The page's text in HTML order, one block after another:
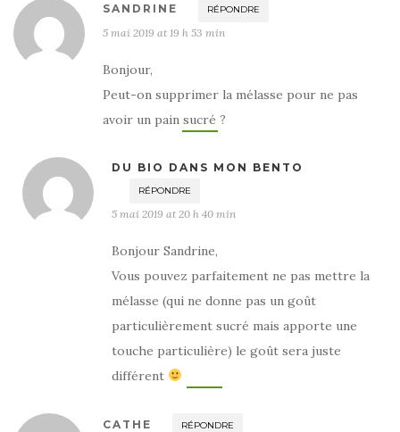
SANDRINE RÉPONDRE
5 mai 2019 at 19 h 53 min
Bonjour,
Peut-on supprimer la mélasse pour ne pas
avoir un pain sucré ?
DU BIO DANS MON BENTO
RÉPONDRE
5 mai 2019 at 20 h 40 min
Bonjour Sandrine,
Vous pouvez parfaitement ne pas mettre la
mélasse (qui ne donne pas un goût
particulièrement sucré mais apporte une
touche particulière) le goût sera juste
différent
CATHE RÉPONDRE